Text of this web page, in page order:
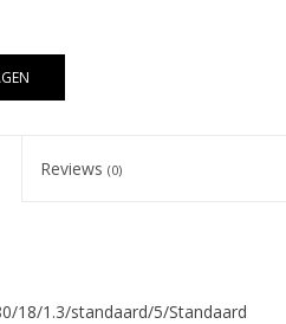
Reviews (0)
18/1.3/standaard/5/Standaard